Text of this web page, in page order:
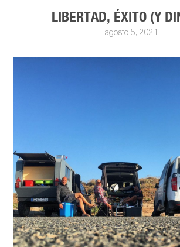
LIBERTAD, ÉXITO (Y
agosto 5, 2021